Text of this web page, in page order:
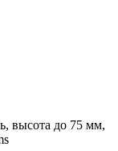
высота до 75 мм,